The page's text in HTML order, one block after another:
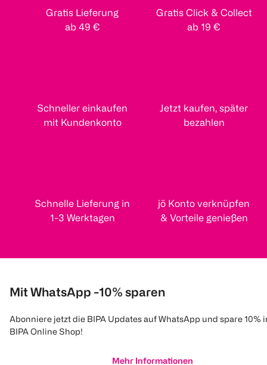
Gratis Lieferung
ab 49 €
Gratis Click & Collect
ab 19 €
Schneller einkaufen
mit Kundenkonto
Jetzt kaufen, später
bezahlen
Schnelle Lieferung in
1-3 Werktagen
jö Konto verknüpfen
& Vorteile genießen
Mit WhatsApp -10% sparen
Abonniere jetzt die BIPA Updates auf WhatsApp und spare 10%
BIPA Online Shop!
Mehr Informationen